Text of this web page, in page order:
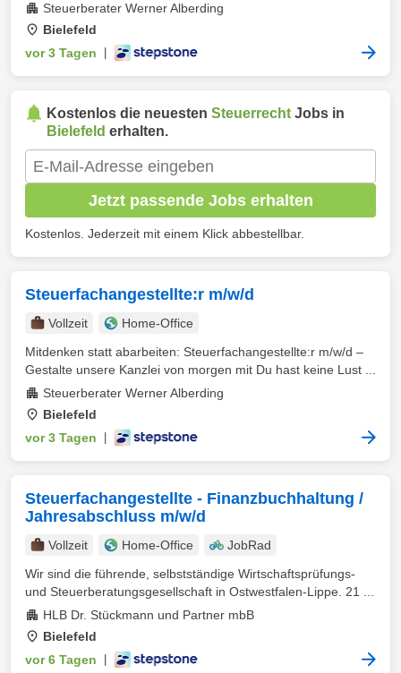
Steuerberater Werner Alberding
Bielefeld
vor 3 Tagen
Kostenlos die neuesten Steuerrecht Jobs in
Bielefeld erhalten.
Jetzt passende Jobs erhalten
Kostenlos. Jederzeit mit einem Klick abbestellbar.
Steuerfachangestellte:r m/w/d
Vollzeit
Home-Office
Mitdenken statt abarbeiten: Steuerfachangestellte:r m/w/d –
Gestalte unsere Kanzlei von morgen mit Du hast keine Lust ...
Steuerberater Werner Alberding
Bielefeld
vor 3 Tagen
Steuerfachangestellte - Finanzbuchhaltung /
Jahresabschluss m/w/d
Vollzeit Home-Office
JobRad
Wir sind die führende, selbstständige Wirtschaftsprüfungs-
und Steuerberatungsgesellschaft in Ostwestfalen-Lippe. 21 ...
HLB Dr. Stückmann und Partner mbB
Bielefeld
vor 6 Tagen